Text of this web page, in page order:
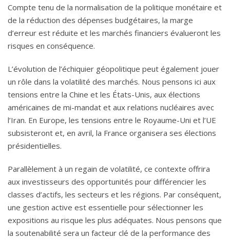
Compte tenu de la normalisation de la politique monétaire et
de la réduction des dépenses budgétaires, la marge
d’erreur est réduite et les marchés financiers évalueront les
risques en conséquence.
L’évolution de l’échiquier géopolitique peut également jouer
un rôle dans la volatilité des marchés. Nous pensons ici aux
tensions entre la Chine et les États-Unis, aux élections
américaines de mi-mandat et aux relations nucléaires avec
l’Iran. En Europe, les tensions entre le Royaume-Uni et l’UE
subsisteront et, en avril, la France organisera ses élections
présidentielles.
Parallèlement à un regain de volatilité, ce contexte offrira
aux investisseurs des opportunités pour différencier les
classes d’actifs, les secteurs et les régions. Par conséquent,
une gestion active est essentielle pour sélectionner les
expositions au risque les plus adéquates. Nous pensons que
la soutenabilité sera un facteur clé de la performance des